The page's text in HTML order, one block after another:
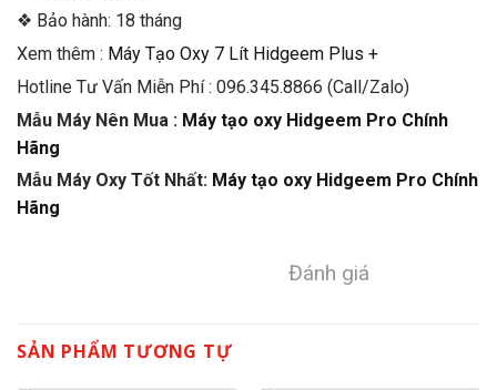
❖ Bảo hành: 18 tháng
Xem thêm : Máy Tạo Oxy 7 Lít Hidgeem Plus +
Hotline Tư Vấn Miễn Phí : 096.345.8866 (Call/Zalo)
Mẫu Máy Nên Mua : Máy tạo oxy Hidgeem Pro Chính
Hãng
Mẫu Máy Oxy Tốt Nhất: Máy tạo oxy Hidgeem Pro Chính
Hãng
Đánh giá
SẢN PHẨM TƯƠNG TỰ